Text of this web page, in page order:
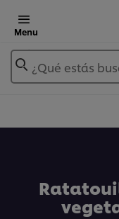
Menu
¿Qué estás